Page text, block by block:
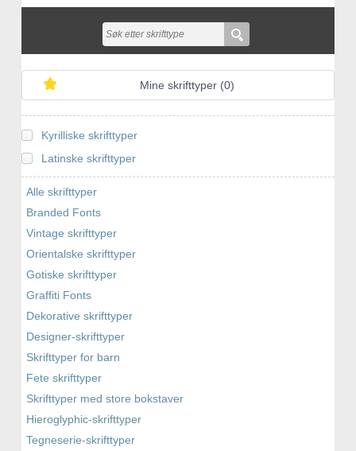
Mine skrifttyper (0)
Kyrilliske skrifttyper
Latinske skrifttyper
Alle skrifttyper
Branded Fonts
Vintage skrifttyper
Orientalske skrifttyper
Gotiske skrifttyper
Graffiti Fonts
Dekorative skrifttyper
Designer-skrifttyper
Skrifttyper for barn
Fete skrifttyper
Skrifttyper med store bokstaver
Hieroglyphic-skrifttyper
Tegneserie-skrifttyper